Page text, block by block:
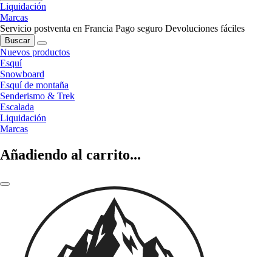
Liquidación
Marcas
Servicio postventa en Francia Pago seguro Devoluciones fáciles
Buscar
Nuevos productos
Esquí
Snowboard
Esquí de montaña
Senderismo & Trek
Escalada
Liquidación
Marcas
Añadiendo al carrito...